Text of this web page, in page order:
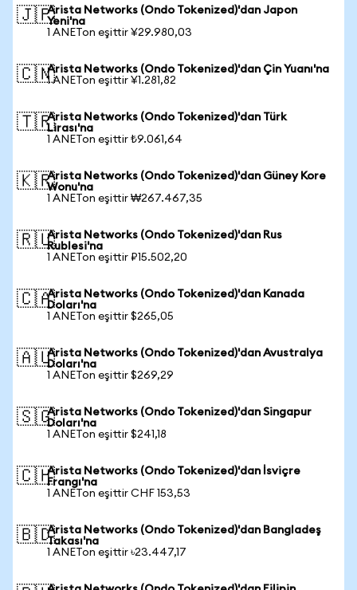
🇯🇵Arista Networks (Ondo Tokenized)'dan Japon
Yeni'na
1 ANETon eşittir ¥29.980,03
🇨🇳Arista Networks (Ondo Tokenized)'dan Çin Yuanı'na
1 ANETon eşittir ¥1.281,82
🇹🇷Arista Networks (Ondo Tokenized)'dan Türk
Lirası'na
1 ANETon eşittir ₺9.061,64
🇰🇷Arista Networks (Ondo Tokenized)'dan Güney Kore
Wonu'na
1 ANETon eşittir ₩267.467,35
🇷🇺Arista Networks (Ondo Tokenized)'dan Rus
Rublesi'na
1 ANETon eşittir ₽15.502,20
🇨🇦Arista Networks (Ondo Tokenized)'dan Kanada
Doları'na
1 ANETon eşittir $265,05
🇦🇺Arista Networks (Ondo Tokenized)'dan Avustralya
Doları'na
1 ANETon eşittir $269,29
🇸🇬Arista Networks (Ondo Tokenized)'dan Singapur
Doları'na
1 ANETon eşittir $241,18
🇨🇭Arista Networks (Ondo Tokenized)'dan İsviçre
Frangı'na
1 ANETon eşittir CHF 153,53
🇧🇩Arista Networks (Ondo Tokenized)'dan Bangladeş
Takası'na
1 ANETon eşittir ৳23.447,17